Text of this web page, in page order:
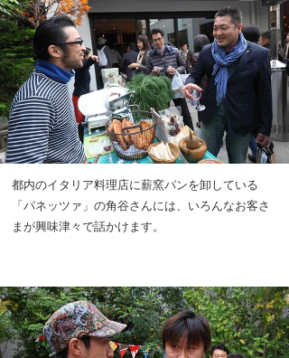
都内のイタリア料理店に薪窯パンを卸している
「パネッツァ」の角谷さんには、いろんなお客さ
まが興味津々で話かけます。